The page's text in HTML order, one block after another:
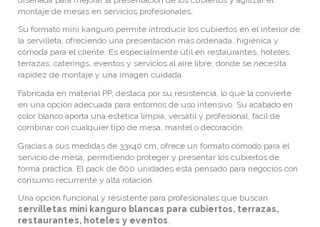
montaje de mesas en servicios profesionales.
Su formato mini kanguro permite introducir los cubiertos en el interior de
la servilleta, ofreciendo una presentación más ordenada, higiénica y
cómoda para el cliente. Es especialmente útil en restaurantes, hoteles,
terrazas, caterings, eventos y servicios al aire libre, donde se necesita
rapidez de montaje y una imagen cuidada.
Fabricada en material PP, destaca por su resistencia, lo que la convierte
en una opción adecuada para entornos de uso intensivo. Su acabado en
color blanco aporta una estética limpia, versátil y profesional, fácil de
combinar con cualquier tipo de mesa, mantel o decoración.
Gracias a sus medidas de 33x40 cm, ofrece un formato cómodo para el
servicio de mesa, permitiendo proteger y presentar los cubiertos de
forma práctica. El pack de 600 unidades está pensado para negocios con
consumo recurrente y alta rotación.
Una opción funcional y resistente para profesionales que buscan
servilletas mini kanguro blancas para cubiertos, terrazas,
restaurantes, hoteles y eventos.